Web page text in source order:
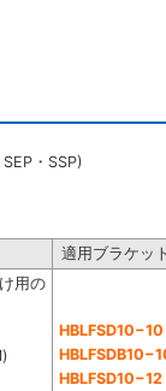
・SSP)
適用ブラケッ
用の
HBLFSD10−10
HBLFSD10−12